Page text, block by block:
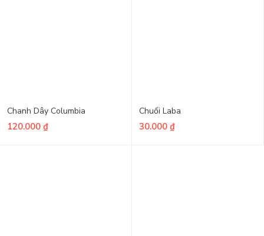
Chanh Dây Columbia
120.000 ₫
Chuối Laba
30.000 ₫